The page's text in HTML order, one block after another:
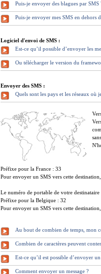
Puis-je envoyer des blagues par SMS
Puis-je envoyer mes SMS en dehors
Logiciel d'envoi de SMS :
Est-ce qu’il possible d’envoyer les
Ou télécharger le version du
Envoyer des SMS :
Quels sont les pays et les réseaux où
Préfixe pour la France : 33
Pour envoyer un SMS vers cette
Le numéro de portable de votre
Préfixe pour la Belgique : 32
Pour envoyer un SMS vers cette
Au bout de combien de temps, mon
Combien de caractères peuvent
Est-ce qu’il est possible d’envoyer
Comment envoyer un message ?